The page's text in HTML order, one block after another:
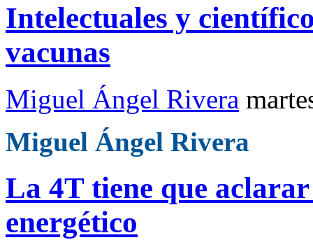
Intelectuales y
vacunas
Miguel Ángel Rivera
Miguel Ángel Rivera
La 4T tiene que
energético